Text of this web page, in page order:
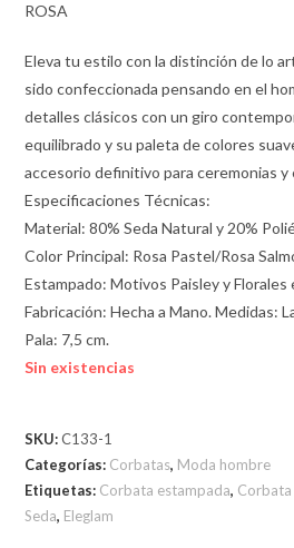
ROSA
Eleva tu estilo con la distinción de lo
sido confeccionada pensando en el
detalles clásicos con un giro
equilibrado y su paleta de colores
accesorio definitivo para ceremonias
Especificaciones Técnicas:
Material: 80% Seda Natural y 20%
Color Principal: Rosa Pastel/Rosa
Estampado: Motivos Paisley y
Fabricación: Hecha a Mano. Medidas:
Pala: 7,5 cm.
Sin existencias
SKU:C133-1
Categorías: Corbatas, Moda hombre
Etiquetas: Corbata estampada, Corbata
Seda, Eleglam